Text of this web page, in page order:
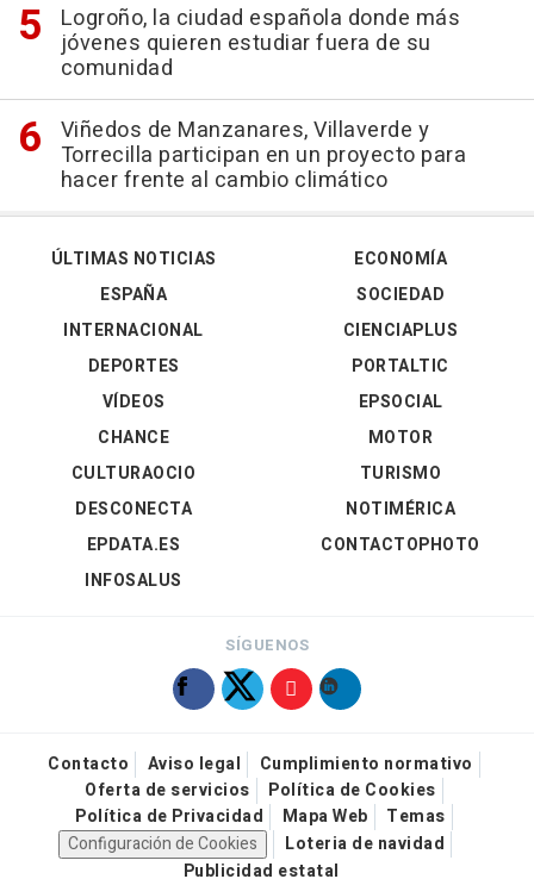
Logroño, la ciudad española donde más
jóvenes quieren estudiar fuera de su
comunidad
Viñedos de Manzanares, Villaverde y
Torrecilla participan en un proyecto para
hacer frente al cambio climático
ÚLTIMAS NOTICIAS
ESPAÑA
INTERNACIONAL
DEPORTES
VÍDEOS
ECONOMÍA
SOCIEDAD
CIENCIAPLUS
PORTALTIC
EPSOCIAL
CHANCE
CULTURAOCIO
DESCONECTA
EPDATA.ES
INFOSALUS
MOTOR
TURISMO
NOTIMÉRICA
CONTACTOPHOTO
SÍGUENOS
Contacto Aviso legal
Cumplimiento normativo
Oferta de servicios
Política de Cookies
Política de Privacidad
Mapa Web
Temas
Configuración de Cookies
Loteria de navidad
Publicidad estatal